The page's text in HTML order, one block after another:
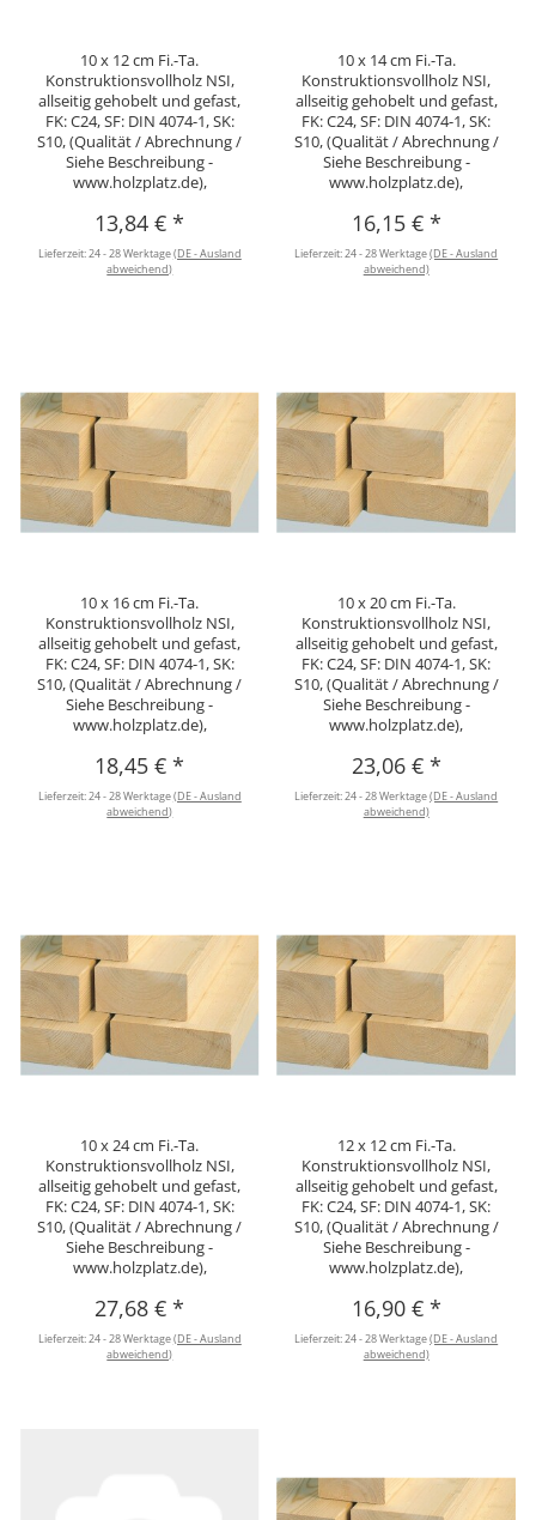
10 x 12 cm Fi.-Ta.
Konstruktionsvollholz NSI,
allseitig gehobelt und gefast,
FK: C24, SF: DIN 4074-1, SK:
S10, (Qualität / Abrechnung /
Siehe Beschreibung -
www.holzplatz.de),
13,84 €*
Lieferzeit:24 - 28 Werktage(DE - Ausland
abweichend)
10 x 14 cm Fi.-Ta.
Konstruktionsvollholz NSI,
allseitig gehobelt und gefast,
FK: C24, SF: DIN 4074-1, SK:
S10, (Qualität / Abrechnung /
Siehe Beschreibung -
www.holzplatz.de),
16,15 € *
Lieferzeit:24 - 28 Werktage(DE - Ausland
abweichend)
10 x 16 cm Fi.-Ta.
Konstruktionsvollholz NSI,
allseitig gehobelt und gefast,
FK: C24, SF: DIN 4074-1, SK:
S10, (Qualität / Abrechnung /
Siehe Beschreibung -
www.holzplatz.de),
18,45 €*
Lieferzeit:24 - 28 Werktage(DE - Ausland
abweichend)
10 x 20 cm Fi.-Ta.
Konstruktionsvollholz NSI,
allseitig gehobelt und gefast,
FK: C24, SF: DIN 4074-1, SK:
S10, (Qualität / Abrechnung /
Siehe Beschreibung -
www.holzplatz.de),
23,06 € *
Lieferzeit:24 - 28 Werktage(DE - Ausland
abweichend)
10 x 24 cm Fi.-Ta.
Konstruktionsvollholz NSI,
allseitig gehobelt und gefast,
FK: C24, SF: DIN 4074-1, SK:
S10, (Qualität / Abrechnung /
Siehe Beschreibung -
www.holzplatz.de),
27,68 €*
Lieferzeit:24 - 28 Werktage(DE - Ausland
abweichend)
12 x 12 cm Fi.-Ta.
Konstruktionsvollholz NSI,
allseitig gehobelt und gefast,
FK: C24, SF: DIN 4074-1, SK:
S10, (Qualität / Abrechnung /
Siehe Beschreibung -
www.holzplatz.de),
16,90 € *
Lieferzeit:24 - 28 Werktage(DE - Ausland
abweichend)